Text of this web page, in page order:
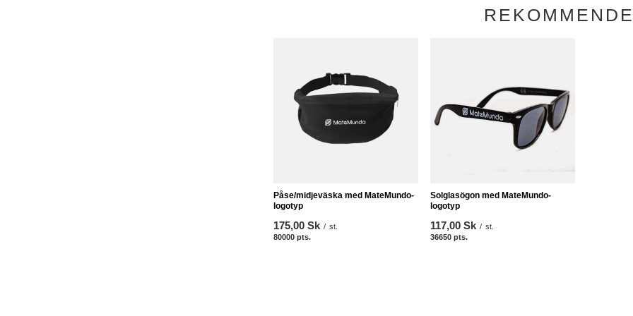
Påse/midjeväska med MateMundo-
logotyp
175,00 Sk / st.
80000 pts.
Solglasögon med MateMundo-
logotyp
117,00 Sk / st.
36650pts.